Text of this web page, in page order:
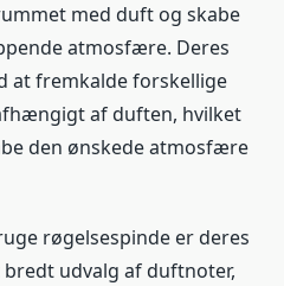
med duft og skabe
atmosfære. Deres
at fremkalde forskellige
af duften, hvilket
den ønskede atmosfære
røgelsespinde er deres
udvalg af duftnoter,